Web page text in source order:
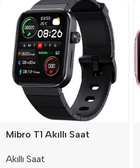
Mibro T1 Akıllı Saat
Akıllı Saat